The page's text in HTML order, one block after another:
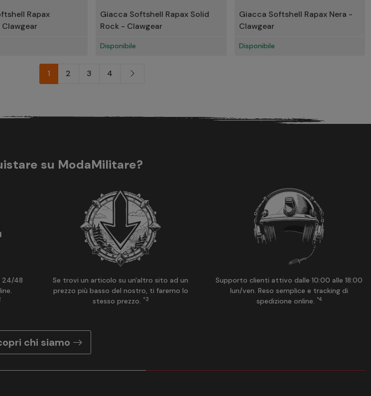
Rapax
Clawgear
Giacca Softshell Rapax Solid
Rock - Clawgear
Disponibile
Giacca Softshell Rapax Nera -
Clawgear
Disponibile
1 2 3 4
su ModaMilitare?
24/48
Se trovi un articolo su un'altro sito ad un
prezzo più basso del nostro, ti faremo lo
stesso prezzo. *3
Supporto clienti attivo dalle 10:00 alle 18:00
lun/ven. Reso semplice e tracking di
spedizione online. *4
chi siamo